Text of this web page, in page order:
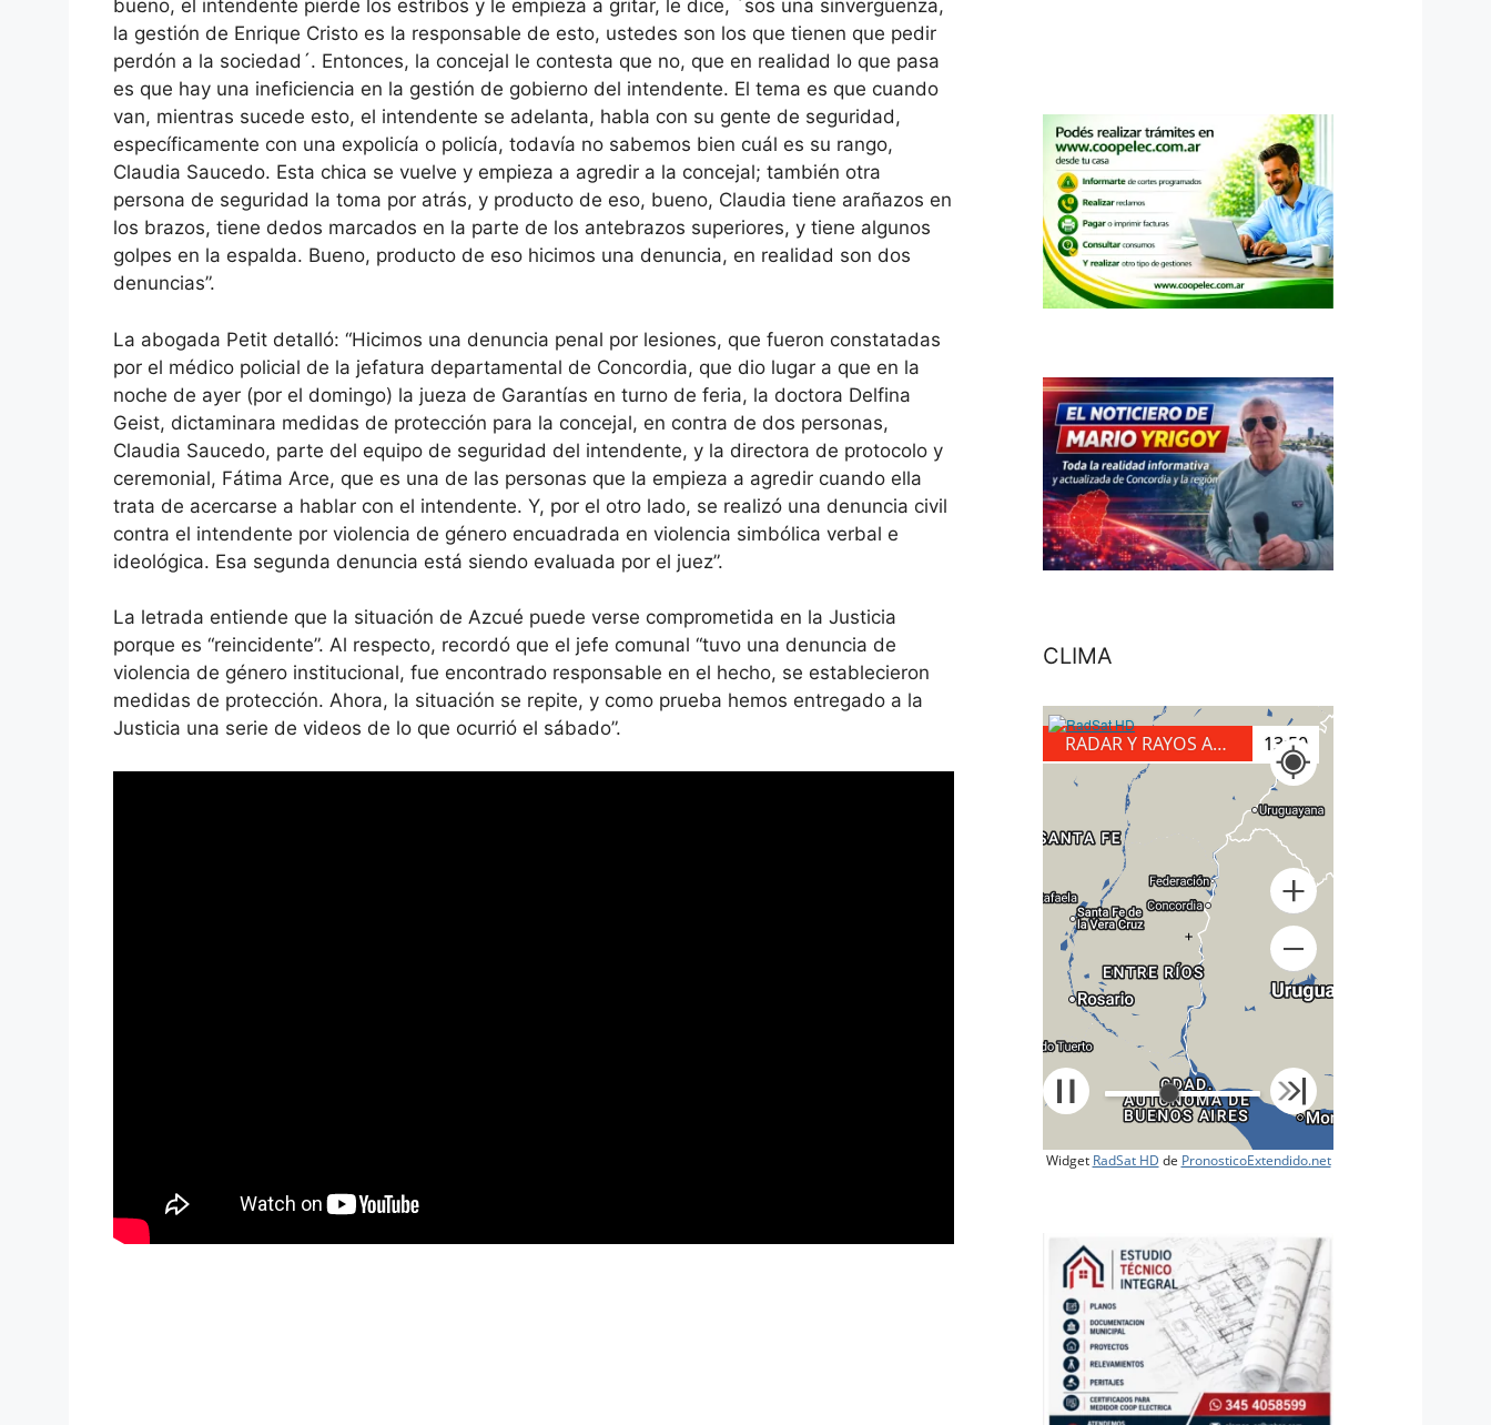
bueno, el intendente pierde los estribos y le empieza a gritar, le dice, ´sos una sinvergüenza,
la gestión de Enrique Cristo es la responsable de esto, ustedes son los que tienen que pedir
perdón a la sociedad´. Entonces, la concejal le contesta que no, que en realidad lo que pasa
es que hay una ineficiencia en la gestión de gobierno del intendente. El tema es que cuando
van, mientras sucede esto, el intendente se adelanta, habla con su gente de seguridad,
específicamente con una expolicía o policía, todavía no sabemos bien cuál es su rango,
Claudia Saucedo. Esta chica se vuelve y empieza a agredir a la concejal; también otra
persona de seguridad la toma por atrás, y producto de eso, bueno, Claudia tiene arañazos en
los brazos, tiene dedos marcados en la parte de los antebrazos superiores, y tiene algunos
golpes en la espalda. Bueno, producto de eso hicimos una denuncia, en realidad son dos
denuncias”.
La abogada Petit detalló: “Hicimos una denuncia penal por lesiones, que fueron constatadas
por el médico policial de la jefatura departamental de Concordia, que dio lugar a que en la
noche de ayer (por el domingo) la jueza de Garantías en turno de feria, la doctora Delfina
Geist, dictaminara medidas de protección para la concejal, en contra de dos personas,
Claudia Saucedo, parte del equipo de seguridad del intendente, y la directora de protocolo y
ceremonial, Fátima Arce, que es una de las personas que la empieza a agredir cuando ella
trata de acercarse a hablar con el intendente. Y, por el otro lado, se realizó una denuncia civil
contra el intendente por violencia de género encuadrada en violencia simbólica verbal e
ideológica. Esa segunda denuncia está siendo evaluada por el juez”.
La letrada entiende que la situación de Azcué puede verse comprometida en la Justicia
porque es “reincidente”. Al respecto, recordó que el jefe comunal “tuvo una denuncia de
violencia de género institucional, fue encontrado responsable en el hecho, se establecieron
medidas de protección. Ahora, la situación se repite, y como prueba hemos entregado a la
Justicia una serie de videos de lo que ocurrió el sábado”.
CLIMA
RADAR Y RAYOS A TIERRA 14:10
+
Widget RadSat HD de PronosticoExtendido.net